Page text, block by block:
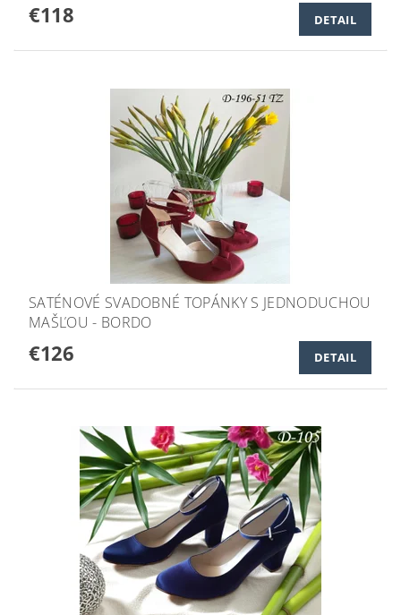
€118 DETAIL
SATÉNOVÉ SVADOBNÉ TOPÁNKY S JEDNODUCHOU
MAŠĽOU - BORDO
€126 DETAIL